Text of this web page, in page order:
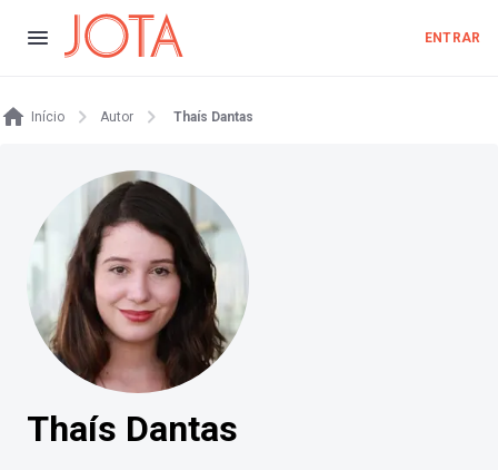
ENTRAR
Início Autor Thaís Dantas
Thaís Dantas